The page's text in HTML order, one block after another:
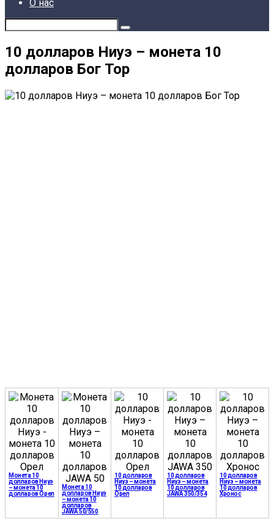
О нас
10 долларов Ниуэ – монета 10
долларов Бог Тор
Монета 10
долларов Ниуэ
– монета 10
долларов Орел
Монета 10
долларов Ниуэ
– монета 10
долларов
JAWA 50/550
10 долларов
Ниуэ – монета
10 долларов
Орел
10 долларов
Ниуэ – монета
10 долларов
JAWA 350/354
10 долларов
Ниуэ – монета
10 долларов
Хронос